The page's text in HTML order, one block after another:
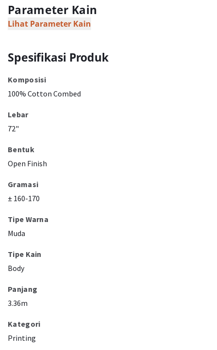
Parameter Kain
Lihat Parameter Kain
Spesifikasi Produk
Komposisi
100% Cotton Combed
Lebar
72"
Bentuk
Open Finish
Gramasi
± 160-170
Tipe Warna
Muda
Tipe Kain
Body
Panjang
3.36m
Kategori
Printing